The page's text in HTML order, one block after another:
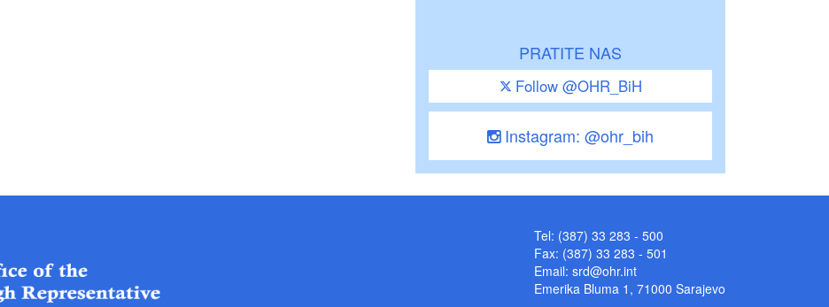
PRATITE NAS
Follow @OHR_BiH
Instagram: @ohr_bih
Tel: (387) 33 283 - 500
Fax: (387) 33 283 - 501
Email: srd@ohr.int
Emerika Bluma 1, 71000 Sarajevo